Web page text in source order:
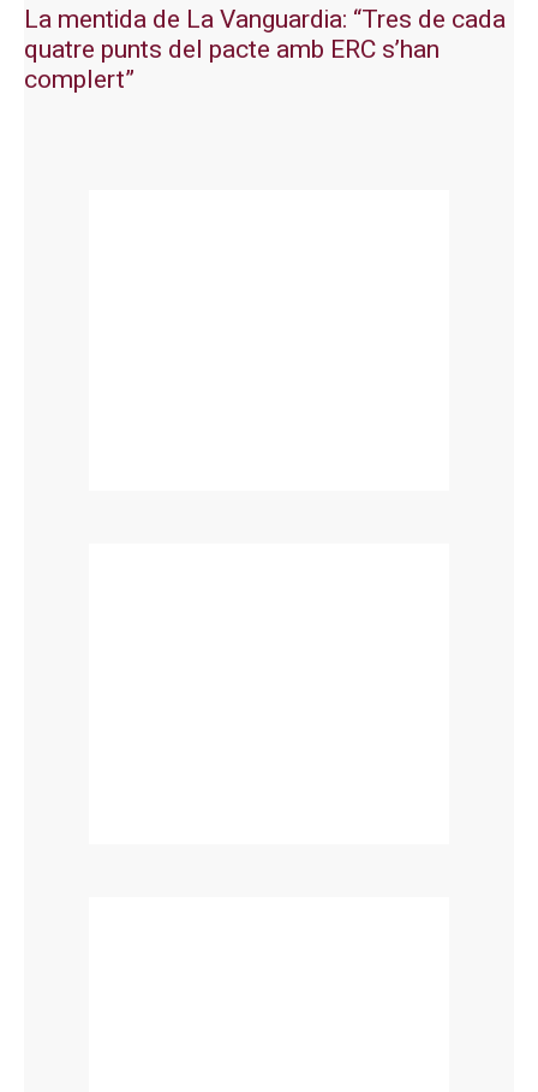
La mentida de La Vanguardia: “Tres de cada
quatre punts del pacte amb ERC s’han
complert”